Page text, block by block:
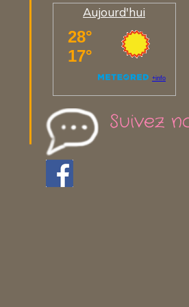
Aujourd'hui
Suivez